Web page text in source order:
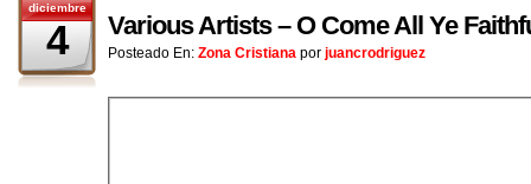
diciembre
4 Various Artists – O Come All Ye
Posteado En: Zona Cristiana por juancrodriguez